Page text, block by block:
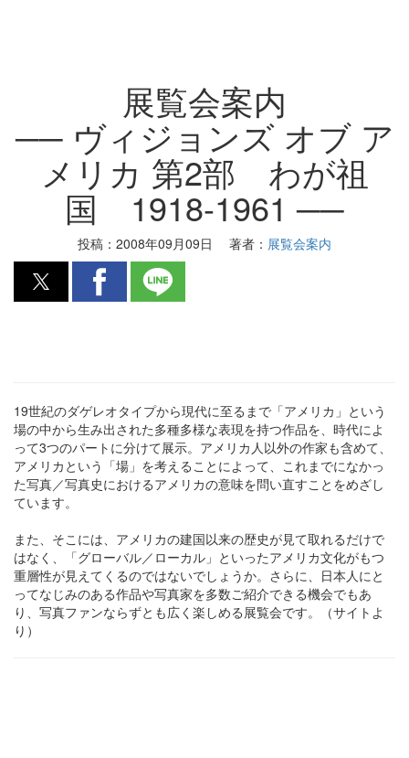
展覧会案内
── ヴィジョンズ オブ ア
メリカ 第2部 わが祖
国 1918-1961 ──
投稿： 2008年09月09日 著者： 展覧会案内
19世紀のダゲレオタイプから現代に至るまで「アメリカ」という
場の中から生み出された多種多様な表現を持つ作品を、時代によ
って3つのパートに分けて展示。アメリカ人以外の作家も含めて、
アメリカという「場」を考えることによって、これまでになかっ
た写真／写真史におけるアメリカの意味を問い直すことをめざし
ています。
また、そこには、アメリカの建国以来の歴史が見て取れるだけで
はなく、「グローバル／ローカル」といったアメリカ文化がもつ
重層性が見えてくるのではないでしょうか。さらに、日本人にと
ってなじみのある作品や写真家を多数ご紹介できる機会でもあ
り、写真ファンならずとも広く楽しめる展覧会です。（サイトよ
り）